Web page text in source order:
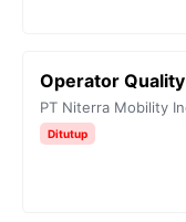
Operator Quality
PT Niterra Mobility
Ditutup